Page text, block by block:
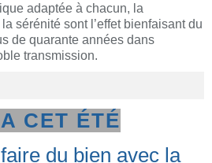
adaptée à chacun, la
sérénité sont l’effet bienfaisant du
de quarante années dans
transmission.
CET ÉTÉ
du bien avec la